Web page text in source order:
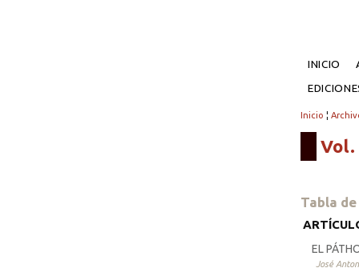
INICIO
Inicio ¦
Vol.
Tabla
EL
José